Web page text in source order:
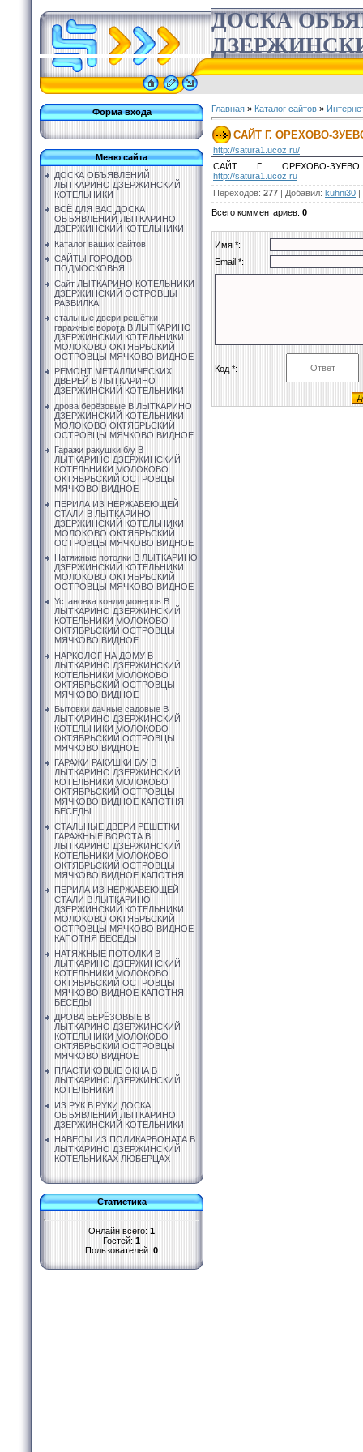
ДОСКА
Форма входа
Меню сайта
ДОСКА ОБЪЯВЛЕНИЙ
ЛЫТКАРИНО ДЗЕРЖИНСКИЙ
КОТЕЛЬНИКИ
ВСЁ ДЛЯ ВАС ДОСКА
ОБЪЯВЛЕНИЙ ЛЫТКАРИНО
ДЗЕРЖИНСКИЙ КОТЕЛЬНИКИ
Каталог ваших сайтов
САЙТЫ ГОРОДОВ
ПОДМОСКОВЬЯ
Сайт ЛЫТКАРИНО КОТЕЛЬНИКИ
ДЗЕРЖИНСКИЙ ОСТРОВЦЫ
РАЗВИЛКА
стальные двери решётки
гаражные ворота В ЛЫТКАРИНО
ДЗЕРЖИНСКИЙ КОТЕЛЬНИКИ
МОЛОКОВО ОКТЯБРЬСКИЙ
ОСТРОВЦЫ МЯЧКОВО ВИДНОЕ
РЕМОНТ МЕТАЛЛИЧЕСКИХ
ДВЕРЕЙ В ЛЫТКАРИНО
ДЗЕРЖИНСКИЙ КОТЕЛЬНИКИ
дрова берёзовые В ЛЫТКАРИНО
ДЗЕРЖИНСКИЙ КОТЕЛЬНИКИ
МОЛОКОВО ОКТЯБРЬСКИЙ
ОСТРОВЦЫ МЯЧКОВО ВИДНОЕ
Гаражи ракушки б/у В
ЛЫТКАРИНО ДЗЕРЖИНСКИЙ
КОТЕЛЬНИКИ МОЛОКОВО
ОКТЯБРЬСКИЙ ОСТРОВЦЫ
МЯЧКОВО ВИДНОЕ
ПЕРИЛА ИЗ НЕРЖАВЕЮЩЕЙ
СТАЛИ В ЛЫТКАРИНО
ДЗЕРЖИНСКИЙ КОТЕЛЬНИКИ
МОЛОКОВО ОКТЯБРЬСКИЙ
ОСТРОВЦЫ МЯЧКОВО ВИДНОЕ
Натяжные потолки В ЛЫТКАРИНО
ДЗЕРЖИНСКИЙ КОТЕЛЬНИКИ
МОЛОКОВО ОКТЯБРЬСКИЙ
ОСТРОВЦЫ МЯЧКОВО ВИДНОЕ
Установка кондиционеров В
ЛЫТКАРИНО ДЗЕРЖИНСКИЙ
КОТЕЛЬНИКИ МОЛОКОВО
ОКТЯБРЬСКИЙ ОСТРОВЦЫ
МЯЧКОВО ВИДНОЕ
НАРКОЛОГ НА ДОМУ В
ЛЫТКАРИНО ДЗЕРЖИНСКИЙ
КОТЕЛЬНИКИ МОЛОКОВО
ОКТЯБРЬСКИЙ ОСТРОВЦЫ
МЯЧКОВО ВИДНОЕ
Бытовки дачные садовые В
ЛЫТКАРИНО ДЗЕРЖИНСКИЙ
КОТЕЛЬНИКИ МОЛОКОВО
ОКТЯБРЬСКИЙ ОСТРОВЦЫ
МЯЧКОВО ВИДНОЕ
ГАРАЖИ РАКУШКИ Б/У В
ЛЫТКАРИНО ДЗЕРЖИНСКИЙ
КОТЕЛЬНИКИ МОЛОКОВО
ОКТЯБРЬСКИЙ ОСТРОВЦЫ
МЯЧКОВО ВИДНОЕ КАПОТНЯ
БЕСЕДЫ
СТАЛЬНЫЕ ДВЕРИ РЕШЁТКИ
ГАРАЖНЫЕ ВОРОТА В
ЛЫТКАРИНО ДЗЕРЖИНСКИЙ
КОТЕЛЬНИКИ МОЛОКОВО
ОКТЯБРЬСКИЙ ОСТРОВЦЫ
МЯЧКОВО ВИДНОЕ КАПОТНЯ
ПЕРИЛА ИЗ НЕРЖАВЕЮЩЕЙ
СТАЛИ В ЛЫТКАРИНО
ДЗЕРЖИНСКИЙ КОТЕЛЬНИКИ
МОЛОКОВО ОКТЯБРЬСКИЙ
ОСТРОВЦЫ МЯЧКОВО ВИДНОЕ
КАПОТНЯ БЕСЕДЫ
НАТЯЖНЫЕ ПОТОЛКИ В
ЛЫТКАРИНО ДЗЕРЖИНСКИЙ
КОТЕЛЬНИКИ МОЛОКОВО
ОКТЯБРЬСКИЙ ОСТРОВЦЫ
МЯЧКОВО ВИДНОЕ КАПОТНЯ
БЕСЕДЫ
ДРОВА БЕРЁЗОВЫЕ В
ЛЫТКАРИНО ДЗЕРЖИНСКИЙ
КОТЕЛЬНИКИ МОЛОКОВО
ОКТЯБРЬСКИЙ ОСТРОВЦЫ
МЯЧКОВО ВИДНОЕ
ПЛАСТИКОВЫЕ ОКНА В
ЛЫТКАРИНО ДЗЕРЖИНСКИЙ
КОТЕЛЬНИКИ
ИЗ РУК В РУКИ ДОСКА
ОБЪЯВЛЕНИЙ ЛЫТКАРИНО
ДЗЕРЖИНСКИЙ КОТЕЛЬНИКИ
НАВЕСЫ ИЗ ПОЛИКАРБОНАТА В
ЛЫТКАРИНО ДЗЕРЖИНСКИЙ
КОТЕЛЬНИКАХ ЛЮБЕРЦАХ
Статистика
Онлайн всего: 1
Гостей: 1
Пользователей: 0
Главная » Каталог сайтов »
САЙТ Г. ОРЕХОВО-
http://satura1.ucoz.ru/
САЙТ Г. ОРЕХОВО-
http://satura1.ucoz.ru
Переходов: 277 | Добавил: kuhni30 |
Всего комментариев: 0
Имя *:
Email *:
Код *: